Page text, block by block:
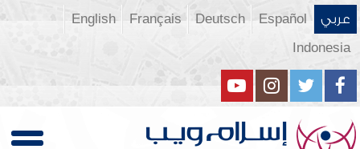
عربي Español
Deutsch
Français
English
Indonesia